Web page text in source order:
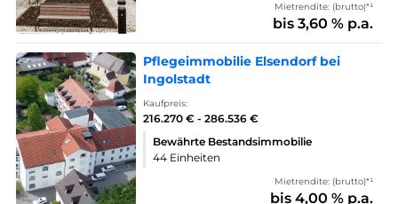
Mietrendite: (brutto)*¹
bis 3,60 % p.a.
Pflegeimmobilie Elsendorf bei
Ingolstadt
Kaufpreis:
216.270 € - 286.536 €
Bewährte Bestandsimmobilie
44 Einheiten
Mietrendite: (brutto)*¹
bis 4,00 % p.a.